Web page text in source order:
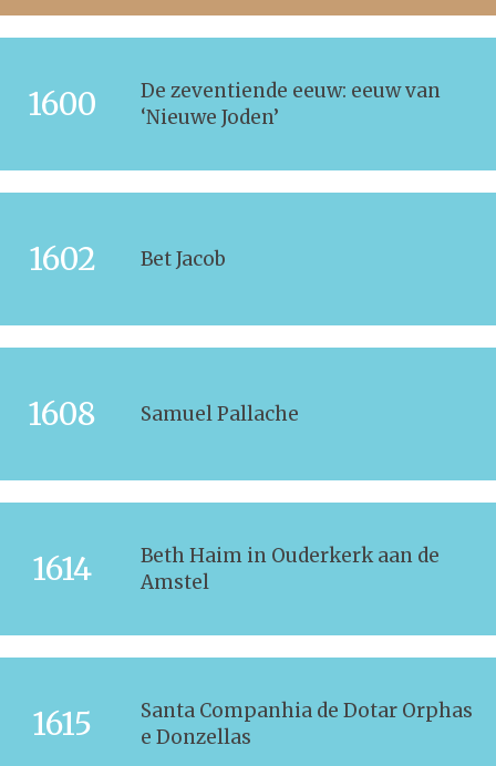
1600
De zeventiende eeuw: eeuw van
‘Nieuwe Joden’
1602 Bet Jacob
1608 Samuel Pallache
1614
Beth Haim in Ouderkerk aan de
Amstel
1615
Santa Companhia de Dotar Orphas
e Donzellas